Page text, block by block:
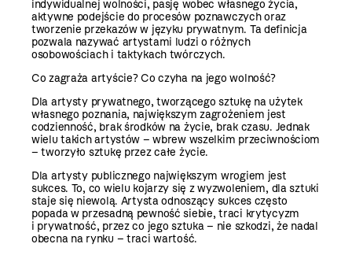
indywidualnej wolności, pasję wobec własnego życia,
aktywne podejście do procesów poznawczych oraz
tworzenie przekazów w języku prywatnym. Ta definicja
pozwala nazywać artystami ludzi o różnych
osobowościach i taktykach twórczych.
Co zagraża artyście? Co czyha na jego wolność?
Dla artysty prywatnego, tworzącego sztukę na użytek
własnego poznania, największym zagrożeniem jest
codzienność, brak środków na życie, brak czasu. Jednak
wielu takich artystów – wbrew wszelkim przeciwnościom
– tworzyło sztukę przez całe życie.
Dla artysty publicznego największym wrogiem jest
sukces. To, co wielu kojarzy się z wyzwoleniem, dla sztuki
staje się niewolą. Artysta odnoszący sukces często
popada w przesadną pewność siebie, traci krytycyzm
i prywatność, przez co jego sztuka – nie szkodzi, że nadal
obecna na rynku – traci wartość.